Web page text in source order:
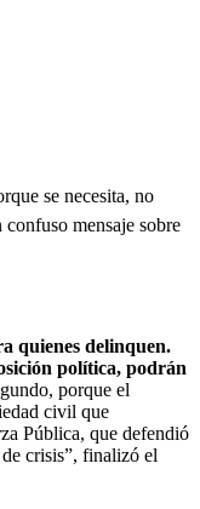
se necesita, no
mensaje sobre
quienes delinquen.
política, podrán
porque el
civil que
Pública, que defendió
crisis”, finalizó el